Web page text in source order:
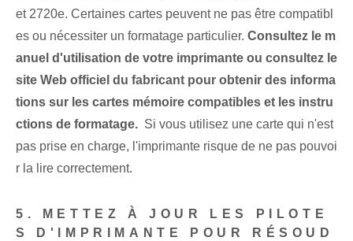
et 2720e. Certaines cartes peuvent ne pas être compatibl
es ou nécessiter un formatage particulier. Consultez le m
anuel d'utilisation de votre imprimante ou consultez le
site Web officiel du fabricant pour obtenir des informa
tions sur les cartes mémoire compatibles et les instru
ctions de formatage. ‌ Si vous utilisez une carte qui n'est
pas prise en charge, l'imprimante risque de ne pas pouvoi
r la lire correctement.
5. METTEZ À JOUR LES PILOTE
S D'IMPRIMANTE POUR RÉSOUD